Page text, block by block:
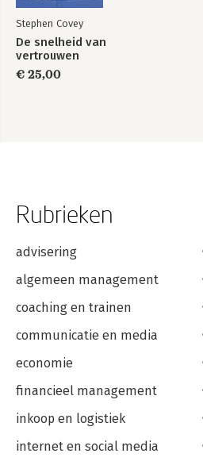
Stephen Covey
De snelheid van
vertrouwen
€ 25,00
Rubrieken
advisering
algemeen management
coaching en trainen
communicatie en media
economie
financieel management
inkoop en logistiek
internet en social media